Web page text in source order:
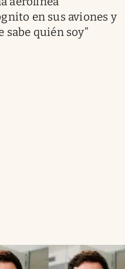
en sus aviones y
sabe quién soy”